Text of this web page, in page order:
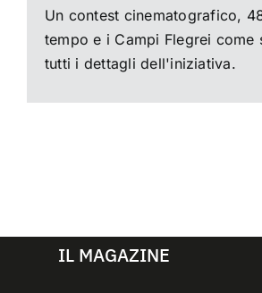
Un contest cinematografico,
tempo e i Campi Flegrei come
tutti i dettagli dell'iniziativa.
IL MAGAZINE